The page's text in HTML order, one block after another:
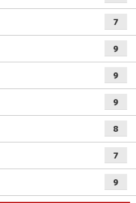
7
9
9
9
8
7
9